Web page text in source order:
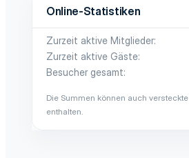
Online-Statistiken
Zurzeit aktive Mitglieder
Zurzeit aktive Gäste
Besucher gesamt
Die Summen können auch
enthalten.